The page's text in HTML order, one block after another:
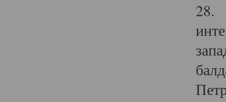
28.